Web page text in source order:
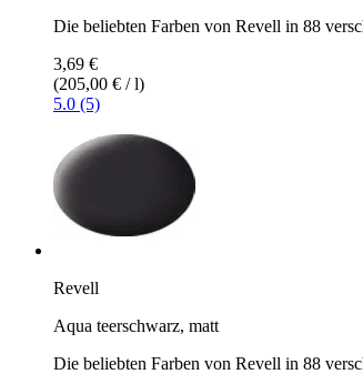
Die beliebten Farben von Revell in 88
3,69 €
(205,00 € / l)
5.0 (5)
Revell
Aqua teerschwarz, matt
Die beliebten Farben von Revell in 88